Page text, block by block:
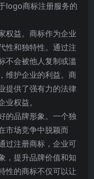
logo商标注册服务的
权益。商标作为企业
性和独特性。通过注
不会被他人复制或滥
维护企业的利益。商
提供了强有力的法律
权益。
的品牌形象。一个独
市场竞争中脱颖而
过注册商标，企业可
，提升品牌价值和知
性的商标不仅可以让